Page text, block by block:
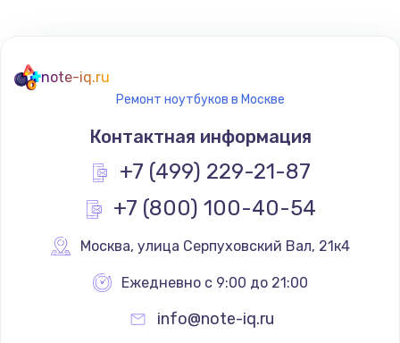
note-iq.ru
Ремонт ноутбуков в Москве
Контактная информация
+7 (499) 229-21-87
+7 (800) 100-40-54
Москва, улица Серпуховский Вал, 21к4
Ежедневно с 9:00 до 21:00
info@note-iq.ru